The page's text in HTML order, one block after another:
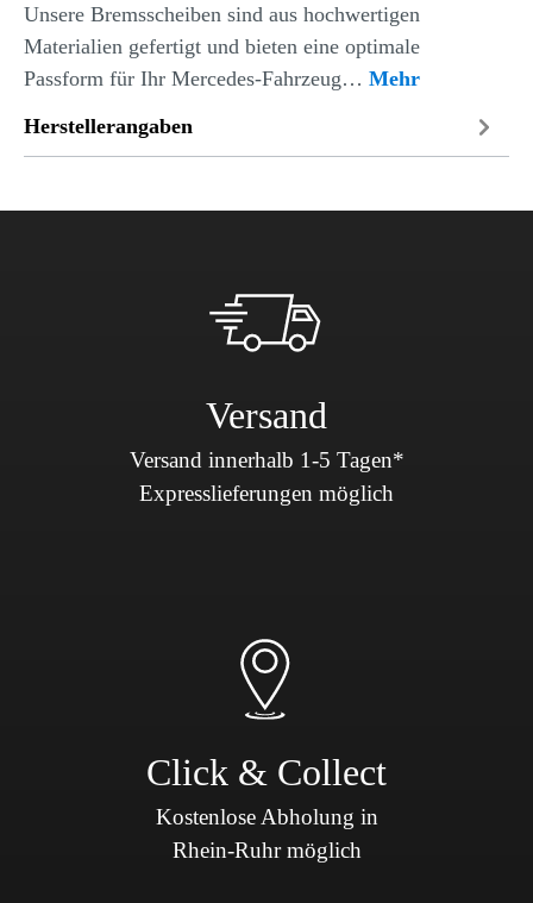
Unsere Bremsscheiben sind aus hochwertigen
Materialien gefertigt und bieten eine optimale
Passform für Ihr Mercedes-Fahrzeug… Mehr
Herstellerangaben
Versand
Versand innerhalb 1-5 Tagen*
Expresslieferungen möglich
Click & Collect
Kostenlose Abholung in
Rhein-Ruhr möglich